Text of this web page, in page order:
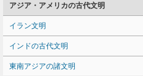
アジア・アメリカの古代文明
イラン文明
インドの古代文明
東南アジアの諸文明